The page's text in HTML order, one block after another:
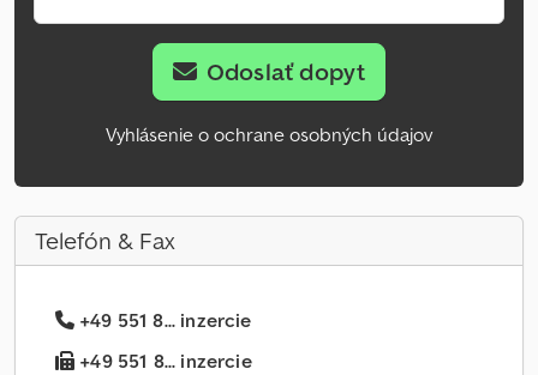
Odoslať dopyt
Vyhlásenie o ochrane osobných údajov
Telefón & Fax
+49 551 8... inzercie
+49 551 8... inzercie